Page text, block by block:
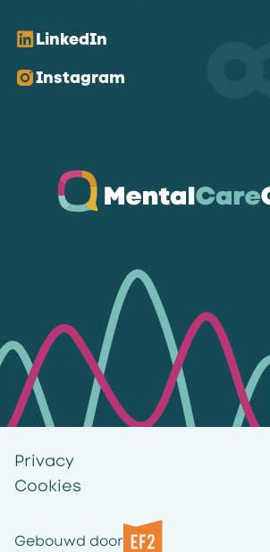
LinkedIn
Instagram
Privacy
Cookies
Gebouwd door